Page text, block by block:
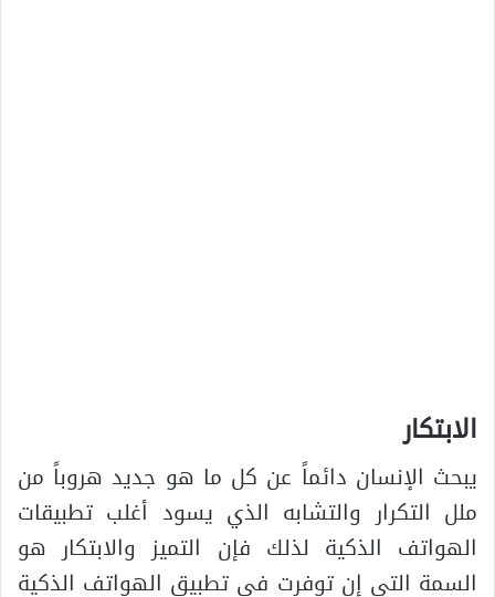
الابتكار
يبحث الإنسان دائماً عن كل ما هو جديد هروباً من
ملل التكرار والتشابه الذي يسود أغلب تطبيقات
الهواتف الذكية لذلك فإن التميز والابتكار هو
السمة التي إن توفرت في تطبيق الهواتف الذكية